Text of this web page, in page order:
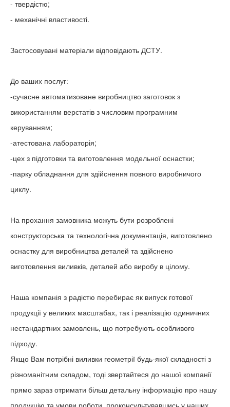
- твердістю;
- механічні властивості.
Застосовувані матеріали відповідають ДСТУ.
До ваших послуг:
-сучасне автоматизоване виробництво заготовок з
використанням верстатів з числовим програмним
керуванням;
-атестована лабораторія;
-цех з підготовки та виготовлення модельної оснастки;
-парку обладнання для здійснення повного виробничого
циклу.
На прохання замовника можуть бути розроблені
конструкторська та технологічна документація, виготовлено
оснастку для виробництва деталей та здійснено
виготовлення виливків, деталей або виробу в цілому.
Наша компанія з радістю перебирає як випуск готової
продукції у великих масштабах, так і реалізацію одиничних
нестандартних замовлень, що потребують особливого
підходу.
Якщо Вам потрібні виливки геометрії будь-якої складності з
різноманітним складом, тоді звертайтеся до нашої компанії
прямо зараз отримати більш детальну інформацію про нашу